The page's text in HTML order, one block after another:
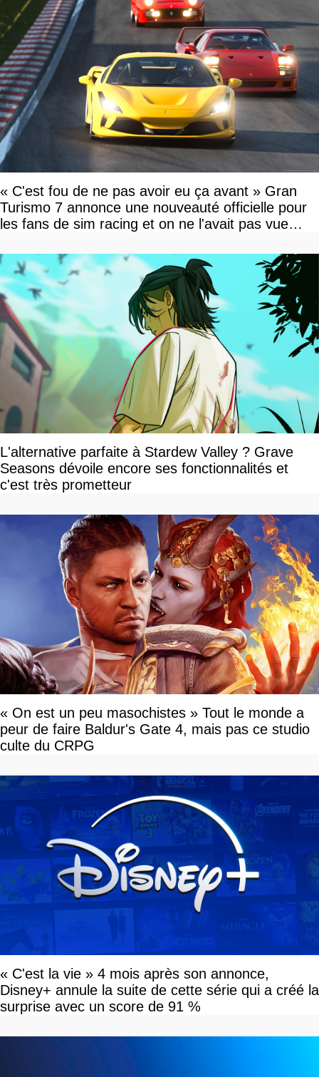
« C'est fou de ne pas avoir eu ça avant » Gran
Turismo 7 annonce une nouveauté officielle pour
les fans de sim racing et on ne l'avait pas vue
L'alternative parfaite à Stardew Valley ? Grave
Seasons dévoile encore ses fonctionnalités et
c'est très prometteur
« On est un peu masochistes » Tout le monde a
peur de faire Baldur's Gate 4, mais pas ce studio
culte du CRPG
« C'est la vie » 4 mois après son annonce,
Disney+ annule la suite de cette série qui a créé la
surprise avec un score de 91 %